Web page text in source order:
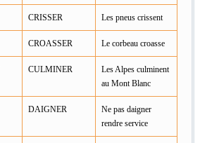
CRISSER Les pneus crissent
CROASSER Le corbeau croasse
CULMINER
Les Alpes culminent
au Mont Blanc
DAIGNER
Ne pas daigner
rendre service